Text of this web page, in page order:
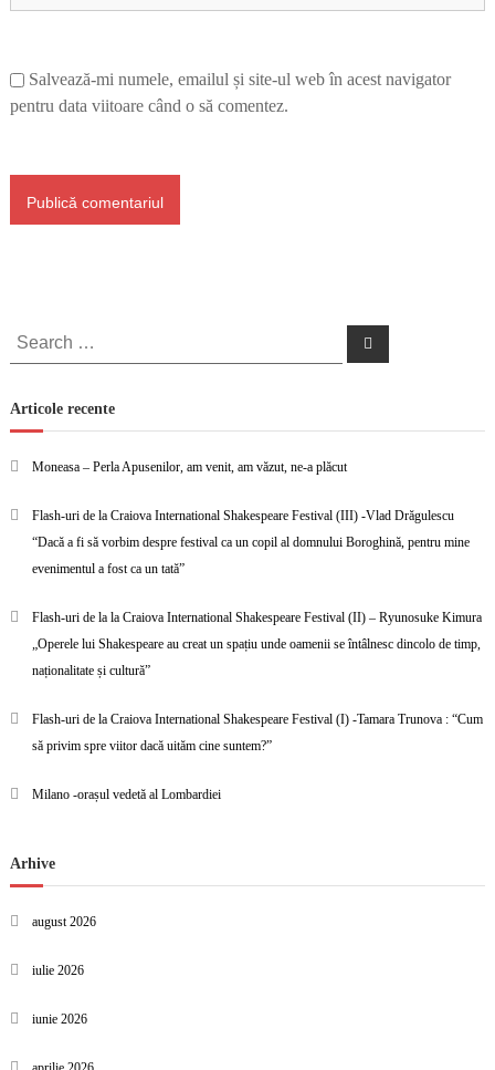
Salvează-mi numele, emailul și site-ul web în acest navigator
pentru data viitoare când o să comentez.
Search
for:
Search
Articole recente
Moneasa – Perla Apusenilor, am venit, am văzut, ne-a plăcut
Flash-uri de la Craiova International Shakespeare Festival (III) -Vlad Drăgulescu
“Dacă a fi să vorbim despre festival ca un copil al domnului Boroghină, pentru mine
evenimentul a fost ca un tată”
Flash-uri de la la Craiova International Shakespeare Festival (II) – Ryunosuke Kimura
„Operele lui Shakespeare au creat un spațiu unde oamenii se întâlnesc dincolo de timp,
naționalitate și cultură”
Flash-uri de la Craiova International Shakespeare Festival (I) -Tamara Trunova : “Cum
să privim spre viitor dacă uităm cine suntem?”
Milano -orașul vedetă al Lombardiei
Arhive
august 2026
iulie 2026
iunie 2026